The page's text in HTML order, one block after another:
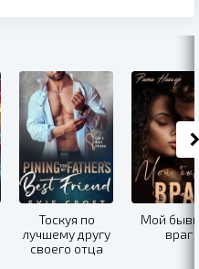
Тоскуя по
лучшему другу
своего отца
Мой
враг